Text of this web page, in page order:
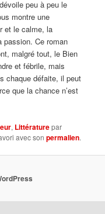
peu à peu le
montre une
et le calme, la
passion. Ce roman
malgré tout, le Bien
et fébrile, mais
chaque défaite, il peut
que la chance n’est
, Littératurepar
avec sonpermalien.